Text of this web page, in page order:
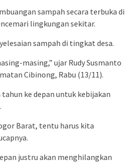
sampah secara terbuka di
lingkungan sekitar.
sampah di tingkat desa.
masing,” ujar Rudy Susmanto
Cibinong, Rabu (13/11).
ke depan untuk kebijakan
Barat, tentu harus kita
justru akan menghilangkan